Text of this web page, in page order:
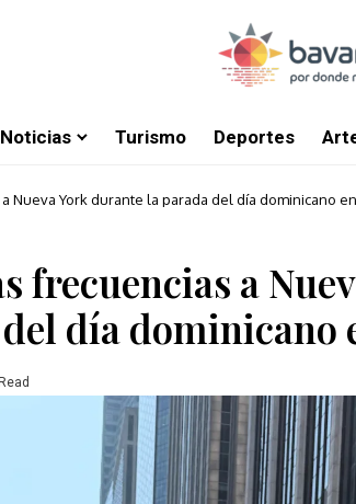
Noticias Turismo Deportes
Nueva York durante la parada del día dominicano
frecuencias a
día dominicano